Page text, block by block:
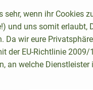
, Verband:
hinzufügen
sehr, wenn ihr Cookies
und uns somit erlaubt,
Da wir eure
der EU-Richtlinie 2009/
an welche Dienstleister